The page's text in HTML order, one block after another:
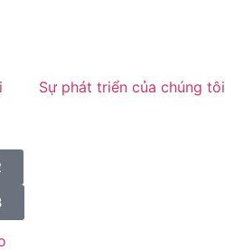
Sự phát triển của chúng tôi